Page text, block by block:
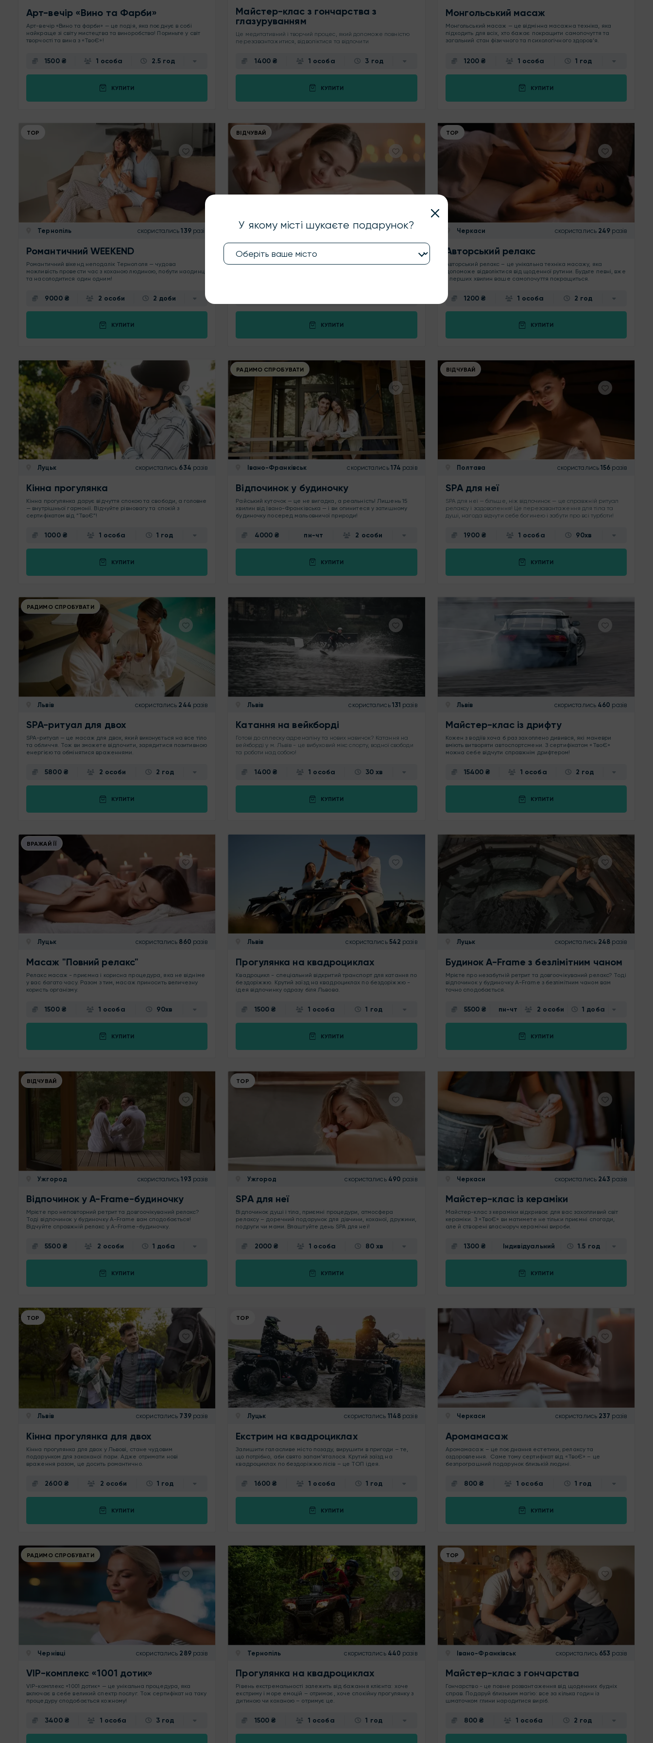
Арт-вечір «Вино та Фарби»
Арт-вечір «Вино та фарби» — це подія, яка поєднує в собі
найкраще зі світу мистецтва та виноробства! Пориньте у світ
творчості та вина з «ТвоЄ»!
1500 ₴ 1 особа 2.5 год
КУПИТИ
Майстер-клас з гончарства з
глазуруванням
Це медитативний і творчий процес, який допоможе повністю
перезавантажитися, відволіктися та відпочити
1400 ₴ 1 особа 3 год
КУПИТИ
Монгольський масаж
Монгольський масаж — це відмінна масажна техніка, яка
підходить для всіх, хто бажає покращити самопочуття та
загальний стан фізичного та психологічного здоров’я.
1200 ₴ 1 особа 1 год
КУПИТИ
ТОР
Тернопіль скористались 139разів
Романтичний WEEKEND
Романтичний вікенд неподалік Тернополя — чудова
можливість провести час з коханою людиною, побути наодинці
та насолодитися один одним!
9000 ₴ 2 особи 2 доби
КУПИТИ
ВІДЧУВАЙ
Житомир скористались 187разів
Бьюті-комплекс
Б'юті-комплекс — омріяний подарунок для неї неповторної.
КУПИТИ
ТОР
Черкаси скористались 249 разів
Авторський релакс
Авторський релакс – це унікальна техніка масажу, яка
допоможе відволіктися від щоденної рутини. Будьте певні, вже
з перших хвилин ваше самопочуття покращиться.
1200 ₴ 1 особа 2 год
КУПИТИ
Луцьк скористались 634 разів
Кінна прогулянка
Кінна прогулянка дарує відчуття спокою та свободи, а головне
— внутрішньої гармонії. Відчуйте рівновагу та спокій з
сертифікатом від “ТвоЄ”!
1000 ₴ 1 особа 1 год
КУПИТИ
РАДИМО СПРОБУВАТИ
Івано-Франківськ скористались 174 разів
Відпочинок у будиночку
Райський куточок — це не вигадка, а реальність! Лишень 15
хвилин від Івано-Франківська — і ви опинитеся у затишному
будиночку посеред мальовничої природи!
4000 ₴ пн-чт 2 особи
КУПИТИ
ВІДЧУВАЙ
Полтава скористались 156 разів
SPA для неї
SPA для неї — більше, ніж відпочинок — це справжній ритуал
релаксу і задоволення! Це перезавантаження для тіла та
душі, нагода відчути себе богинею і забути про всі турботи!
1900 ₴ 1 особа 90хв
КУПИТИ
РАДИМО СПРОБУВАТИ
Львів скористались 244 разів
SPA-ритуал для двох
SPA-ритуал — це масаж для двох, який виконується на все тіло
та обличчя. Тож ви зможете відпочити, зарядитися позитивною
енергією та обмінятися враженнями.
5800 ₴ 2 особи 2 год
КУПИТИ
Львів скористались 131 разів
Катання на вейкборді
Готові до сплеску адреналіну та нових навичок? Катання на
вейкборді у м. Львів - це вибуховий мікс спорту, водної свободи
та роботи над собою!
1400 ₴ 1 особа 30 хв
КУПИТИ
Львів скористались 460 разів
Майстер-клас із дрифту
Кожен з водіїв хоча б раз захоплено дивився, які маневри
вміють витворяти автоспортсмени. З сертифікатом «ТвоЄ»
можна себе відчути справжнім дрифтером!
15400 ₴ 1 особа 2 год
КУПИТИ
ВРАЖАЙ ЇЇ
Луцьк скористались 860 разів
Масаж "Повний релакс"
Релакс масаж - приємна і корисна процедура, яка не відніме
у вас багато часу. Разом з тим, масаж приносить величезну
користь організму.
1500 ₴ 1 особа 90хв
КУПИТИ
Львів скористались 542 разів
Прогулянка на квадроциклах
Квадроцикл - спеціальний відкритий транспорт для катання по
бездоріжжю. Крутий заїзд на квадроциклах по бездоріжжю -
ідея відпочинку одразу біля Львова.
1500 ₴ 1 особа 1 год
КУПИТИ
Луцьк скористались 248 разів
Будинок A-Frame з безлімітним чаном
Мрієте про незабутній ретрит та довгоочікуваний релакс? Тоді
відпочинок у будиночку A-Frame з безлімітним чаном вам
точно сподобається.
5500 ₴ пн-чт 2 особи 1 доба
КУПИТИ
ВІДЧУВАЙ
Ужгород скористались 193 разів
Відпочинок у A-Frame-будиночку
Мрієте про неповторний ретрит та довгоочікуваний релакс?
Тоді відпочинок у будиночку A-Frame вам сподобається!
Відчуйте справжній релакс у A-Frame-будиночку.
5500 ₴ 2 особи 1 доба
КУПИТИ
ТОР
Ужгород скористались 490 разів
SPA для неї
Відпочинок душі і тіла, приємні процедури, атмосфера
релаксу – доречний подарунок для дівчини, коханої, дружини,
подруги чи мами. Влаштуйте день SPA для неї!
2000 ₴ 1 особа 80 хв
КУПИТИ
Черкаси скористались 243 разів
Майстер-клас із кераміки
Майстер-клас з кераміки відкриває для вас захопливий світ
кераміки. З «ТвоЄ» ви матимете не тільки приємні спогади,
але й створені власноруч керамічні вироби.
1300 ₴ Індивідуальний 1.5 год
КУПИТИ
ТОР
Львів скористались 739разів
Кінна прогулянка для двох
Кінна прогулянка для двох у Львові, стане чудовим
подарунком для закоханої пари. Адже отримати нові
враження разом, це досить романтично.
2600 ₴ 2 особи 1 год
КУПИТИ
ТОР
Луцьк скористались 1148 разів
Екстрим на квадроциклах
Залишити галасливе місто позаду, вирушити в пригоди – те,
що потрібно, аби свято запам’яталося. Крутий заїзд на
квадроциклах по бездоріжжю лісів – це ТОП ідея.
1600 ₴ 1 особа 1 год
КУПИТИ
Черкаси скористались 237 разів
Аромамасаж
Аромамасаж – це поєднання естетики, релаксу та
оздоровлення. Саме тому сертифікат від «ТвоЄ» – це
безпрограшний подарунок близькій людині.
800 ₴ 1 особа 1 год
КУПИТИ
РАДИМО СПРОБУВАТИ
Чернівці скористались 289разів
VIP-комплекс «1001 дотик»
VIP-комплекс «1001 дотик» — це унікальна процедура, яка
включає в себе великий спектр послуг. Тож сертифікат на таку
процедуру сподобається кожному!
3400 ₴ 1 особа 3 год
Тернопіль скористались 440 разів
Прогулянка на квадроциклах
Рівень екстремальності залежить від бажання клієнта: хоче
екстриму і море емоцій – отримає, хоче спокійну прогулянку з
дитиною чи коханою – отримує це.
1500 ₴ 1 особа 1 год
ТОР
Івано-Франківськ скористались 653 разів
Майстер-клас з гончарства
Гончарство - це повне розвантаження від щоденних будніх
справ. Подаруй близьким магію: все за кілька годин із
шматочком глини народитися виріб.
800 ₴ 1 особа 2 год
У якому місті шукаєте подарунок?